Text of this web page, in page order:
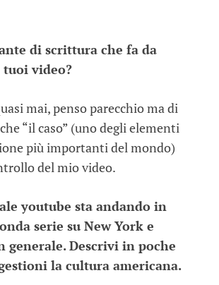
di scrittura che fa da
video?
mai, penso parecchio ma di
“il caso” (uno degli elementi
più importanti del mondo)
del mio video.
youtube sta andando in
serie su New York e
generale. Descrivi in poche
la cultura americana.